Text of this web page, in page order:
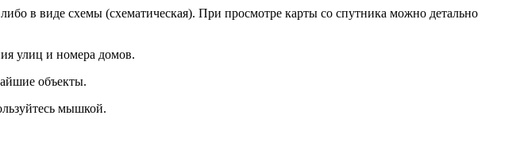
в виде схемы (схематическая). При просмотре карты со спутника можно детально
улиц и номера домов.
объекты.
мышкой.